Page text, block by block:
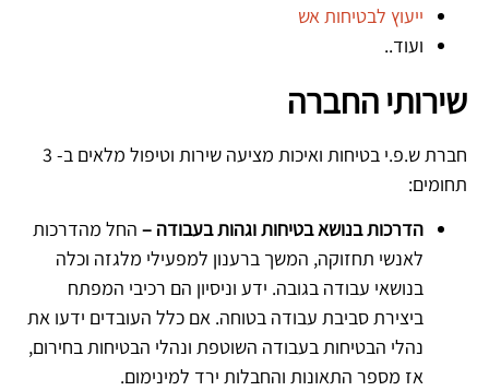
ייעוץ לבטיחות אש
ועוד..
שירותי החברה
חברת ש.פ.י בטיחות ואיכות מציעה שירות וטיפול מלאים ב- 3
תחומים:
הדרכות בנושא בטיחות וגהות בעבודה – החל מהדרכות
לאנשי תחזוקה, המשך ברענון למפעילי מלגזה וכלה
בנושאי עבודה בגובה. ידע וניסיון הם רכיבי המפתח
ביצירת סביבת עבודה בטוחה. אם כלל העובדים ידעו את
נהלי הבטיחות בעבודה השוטפת ונהלי הבטיחות בחירום,
אז מספר התאונות והחבלות ירד למינימום.